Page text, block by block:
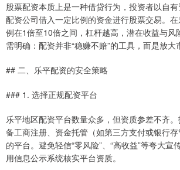
股票配资本质上是一种借贷行为，投资者以自
配资公司借入一定比例的资金进行股票交易。
例在1倍至10倍之间，杠杆越高，潜在收益与风
需明确：配资并非“稳赚不赔”的工具，而是放大
## 二、乐平配资的安全策略
### 1. 选择正规配资平台
乐平地区配资平台数量众多，但资质参差不齐
备工商注册、资金托管（如第三方支付或银行
的平台。避免轻信“零风险”、“高收益”等夸大宣
用信息公示系统核实平台资质。